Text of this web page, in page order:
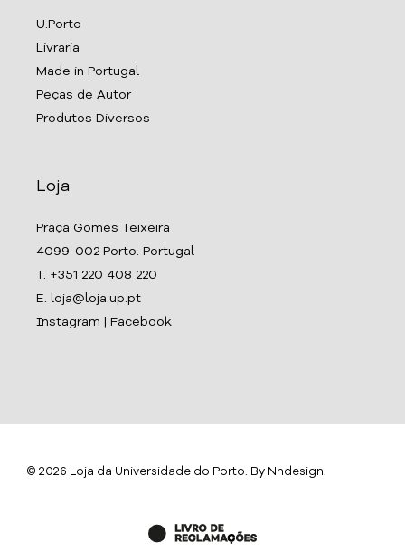
U.Porto
Livraria
Made in Portugal
Peças de Autor
Produtos Diversos
Loja
Praça Gomes Teixeira
4099-002 Porto. Portugal
T. +351 220 408 220
E. loja@loja.up.pt
Instagram
Facebook
© 2026 Loja da Universidade do Porto. By Nhdesign.